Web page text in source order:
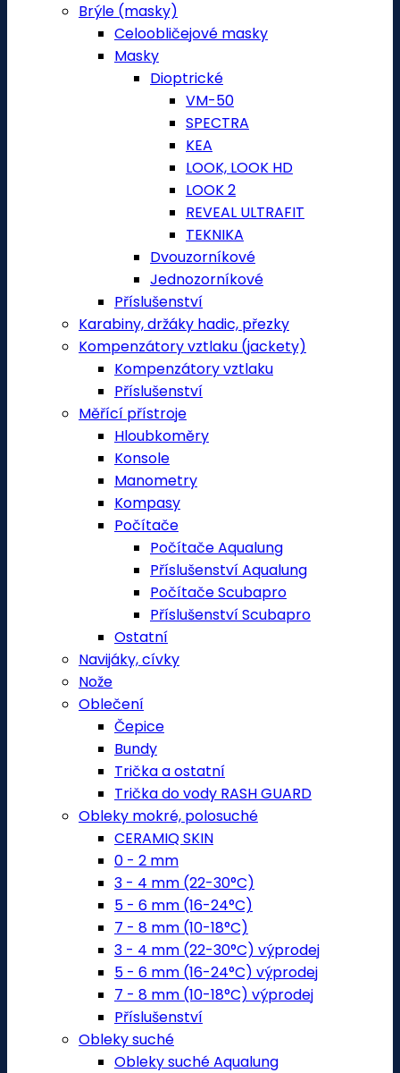
Brýle (masky)
Celoobličejové masky
Masky
Dioptrické
VM-50
SPECTRA
KEA
LOOK, LOOK HD
LOOK 2
REVEAL ULTRAFIT
TEKNIKA
Dvouzorníkové
Jednozorníkové
Příslušenství
Karabiny, držáky hadic, přezky
Kompenzátory vztlaku (jackety)
Kompenzátory vztlaku
Příslušenství
Měřící přístroje
Hloubkoměry
Konsole
Manometry
Kompasy
Počítače
Počítače Aqualung
Příslušenství Aqualung
Počítače Scubapro
Příslušenství Scubapro
Ostatní
Navijáky, cívky
Nože
Oblečení
Čepice
Bundy
Trička a ostatní
Trička do vody RASH GUARD
Obleky mokré, polosuché
CERAMIQ SKIN
0 - 2 mm
3 - 4 mm (22-30°C)
5 - 6 mm (16-24°C)
7 - 8 mm (10-18°C)
3 - 4 mm (22-30°C) výprodej
5 - 6 mm (16-24°C) výprodej
7 - 8 mm (10-18°C) výprodej
Příslušenství
Obleky suché
Obleky suché Aqualung